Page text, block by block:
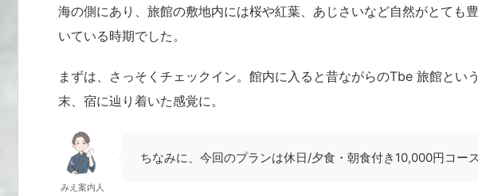
海の側にあり、旅館の敷地内には桜や紅葉、あじさいなど自然がとても
いている時期でした。
まずは、さっそくチェックイン。館内に入ると昔ながらのTbe 旅館とい
末、宿に辿り着いた感覚に。
みえ案内人
ちなみに、今回のプランは休日/夕食・朝食付き10,000円コー